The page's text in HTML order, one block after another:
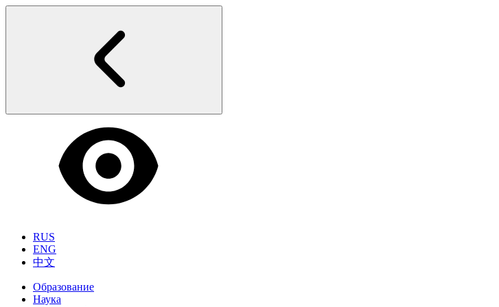
RUS
ENG
中文
Образование
Наука